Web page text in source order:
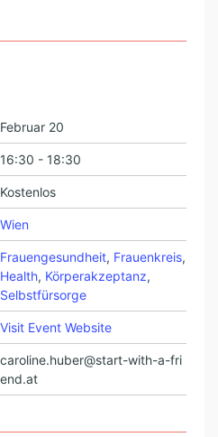
Februar 20
16:30 - 18:30
Kostenlos
Wien
Frauengesundheit, Frauenkreis,
Health, Körperakzeptanz,
Selbstfürsorge
Visit Event Website
caroline.huber@start-with-a-fri
end.at